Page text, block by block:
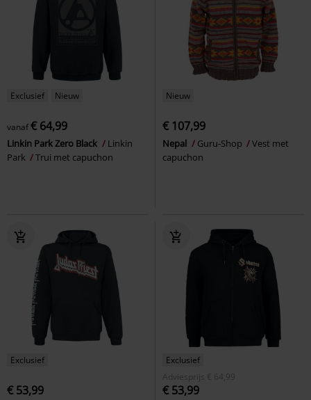
Exclusief Nieuw
vanaf€ 64,99
Linkin Park Zero Black
Linkin
Park
Trui met capuchon
Nieuw
€ 107,99
Nepal Guru-Shop
Vest met
capuchon
Exclusief
€ 53,99
Exclusief
Adviesprijs
€ 64,99
€ 53,99